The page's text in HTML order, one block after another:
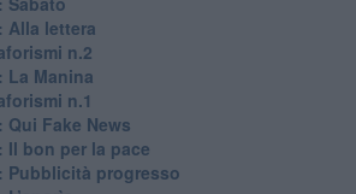
Alla lettera
n.2
La Manina
n.1
Qui Fake News
​Il bon per la pace
Pubblicità progresso